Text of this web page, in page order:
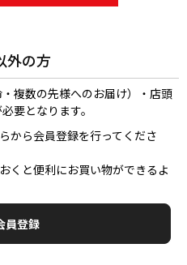
外の方
複数の先様へのお届け）・店頭
要となります。
から会員登録を行ってくださ
くと便利にお買い物ができるよ